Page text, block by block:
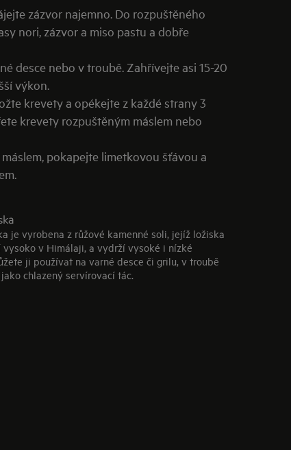
zázvor najemno. Do rozpuštěného
nori, zázvor a miso pastu a dobře
desce nebo v troubě. Zahřívejte asi 15-20
výkon.
krevety a opékejte z každé strany 3
krevety rozpuštěným máslem nebo
pokapejte limetkovou šťávou a
je vyrobena z růžové kamenné soli, jejíž ložiska
vysoko v Himálaji, a vydrží vysoké i nízké
ji používat na varné desce či grilu, v troubě
chlazený servírovací tác.